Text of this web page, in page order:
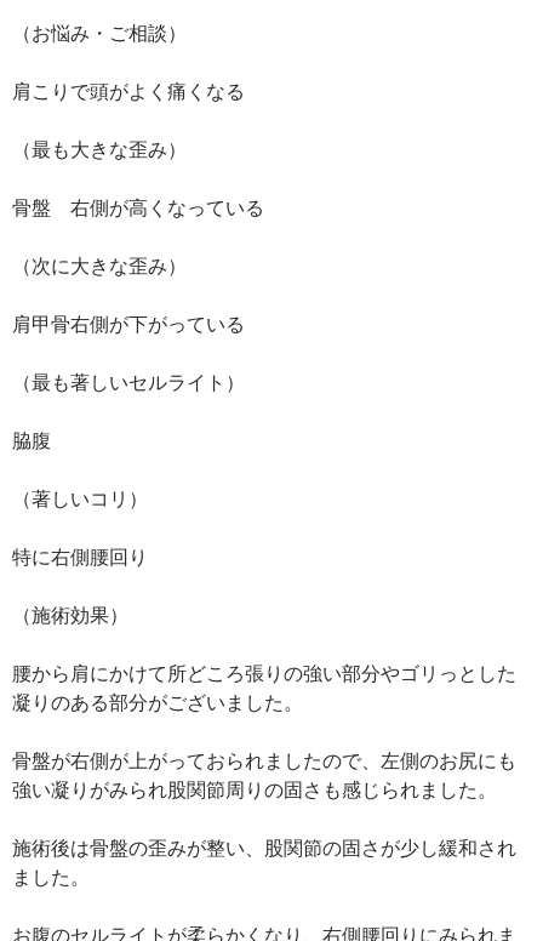
（お悩み・ご相談）
肩こりで頭がよく痛くなる
（最も大きな歪み）
骨盤 右側が高くなっている
（次に大きな歪み）
肩甲骨右側が下がっている
（最も著しいセルライト）
脇腹
（著しいコリ）
特に右側腰回り
（施術効果）
腰から肩にかけて所どころ張りの強い部分やゴリっとした
凝りのある部分がございました。
骨盤が右側が上がっておられましたので、左側のお尻にも
強い凝りがみられ股関節周りの固さも感じられました。
施術後は骨盤の歪みが整い、股関節の固さが少し緩和され
ました。
お腹のセルライトが柔らかくなり、右側腰回りにみられま